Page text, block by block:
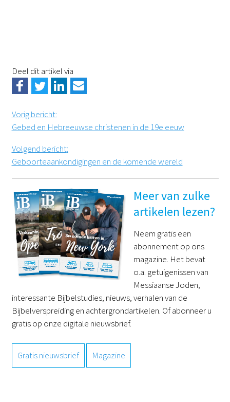
Deel dit artikel via
Vorig bericht:
Gebed en Hebreeuwse christenen in de 19e eeuw
Volgend bericht:
Geboorteaankondigingen en de komende wereld
Meer van zulke
artikelen lezen?
Neem gratis een
abonnement op ons
magazine. Het bevat
o.a. getuigenissen van
Messiaanse Joden,
interessante Bijbelstudies, nieuws, verhalen van de
Bijbelverspreiding en achtergrondartikelen. Of abonneer u
gratis op onze digitale nieuwsbrief.
Gratis nieuwsbrief Magazine